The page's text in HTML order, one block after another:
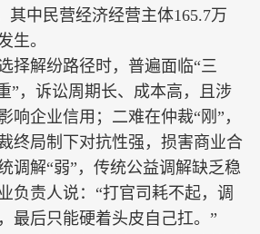
其中民营经济经营主体165.7万
生。
解纷路径时，普遍面临“三
”，诉讼周期长、成本高，且涉
响企业信用；二难在仲裁“刚”，
终局制下对抗性强，损害商业合
调解“弱”，传统公益调解缺乏稳
负责人说：“打官司耗不起，调
最后只能硬着头皮自己扛。”